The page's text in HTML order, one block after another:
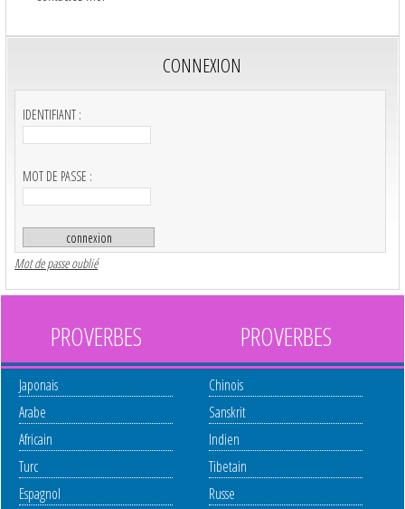
CONNEXION
IDENTIFIANT :
MOT DE PASSE :
Mot de passe oublié
PROVERBES
Japonais
Arabe
Africain
Turc
Espagnol
PROVERBES
Chinois
Sanskrit
Indien
Tibetain
Russe